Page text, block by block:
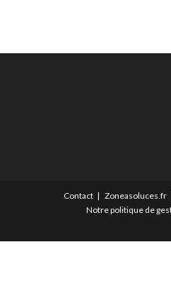
Contact Zoneasoluces.fr
Notre politique de